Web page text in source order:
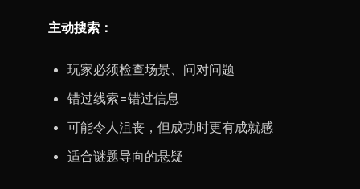
主动搜索：
玩家必须检查场景、问对问题
错过线索=错过信息
可能令人沮丧，但成功时更有成就感
适合谜题导向的悬疑